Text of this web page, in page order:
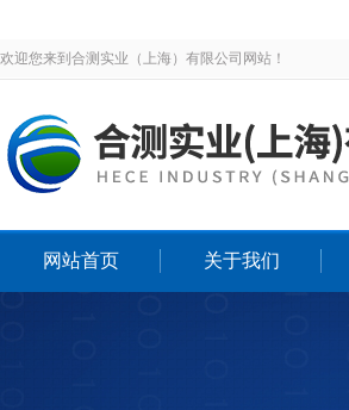
欢迎您来到合测实业（上海）有限公司网站！
网站首页 关于我们